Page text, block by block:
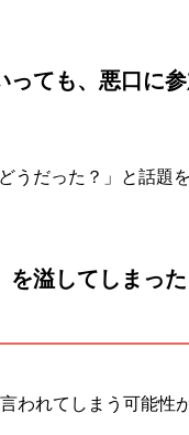
ても、悪口に参
だった？」と話題
溢してしまった
われてしまう可能性